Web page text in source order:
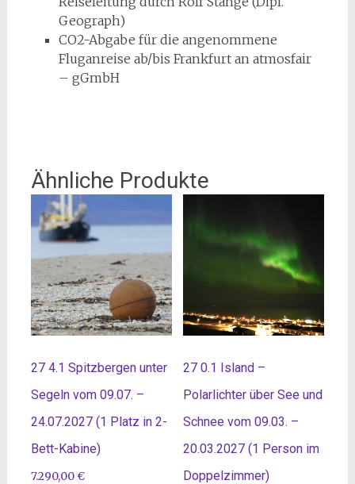
Geograph)
CO2-Abgabe für die angenommene
Fluganreise ab/bis Frankfurt an atmosfair
– gGmbH
Ähnliche Produkte
27 4.1 Spitzbergen unter
Segeln vom 09.07. –
24.07.2027 (1 Platz in 2-
Bett-Kabine)
7.290,00€
27 0.1 Island –
Polarlichter über See und
Schnee vom 09.03. –
20.03.2027 (1 Person im
Doppelzimmer)